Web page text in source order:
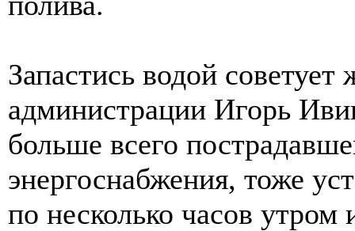
Запастись водой
администрации Игорь
больше всего
энергоснабжения, тоже
по несколько часов утром